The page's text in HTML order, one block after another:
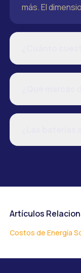
más. El
Artículos
Costos de Energía